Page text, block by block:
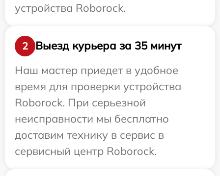
устройства Roborock.
2
Выезд курьера за 35 минут
Наш мастер приедет в удобное
время для проверки устройства
Roborock. При серьезной
неисправности мы бесплатно
доставим технику в сервис в
сервисный центр Roborock.